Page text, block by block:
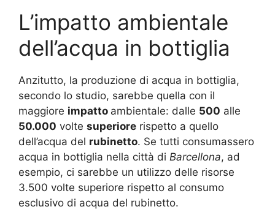
L’impatto ambientale
dell’acqua in bottiglia
Anzitutto, la produzione di acqua in bottiglia,
secondo lo studio, sarebbe quella con il
maggiore impatto ambientale: dalle 500 alle
50.000 volte superiore rispetto a quello
dell’acqua del rubinetto. Se tutti consumassero
acqua in bottiglia nella città di Barcellona, ad
esempio, ci sarebbe un utilizzo delle risorse
3.500 volte superiore rispetto al consumo
esclusivo di acqua del rubinetto.